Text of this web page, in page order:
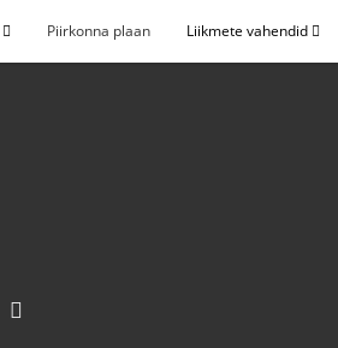
Piirkonna plaan Liikmete vahendid